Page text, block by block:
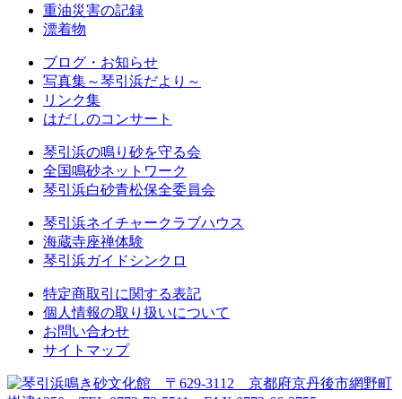
重油災害の記録
漂着物
ブログ・お知らせ
写真集～琴引浜だより～
リンク集
はだしのコンサート
琴引浜の鳴り砂を守る会
全国鳴砂ネットワーク
琴引浜白砂青松保全委員会
琴引浜ネイチャークラブハウス
海蔵寺座禅体験
琴引浜ガイドシンクロ
特定商取引に関する表記
個人情報の取り扱いについて
お問い合わせ
サイトマップ